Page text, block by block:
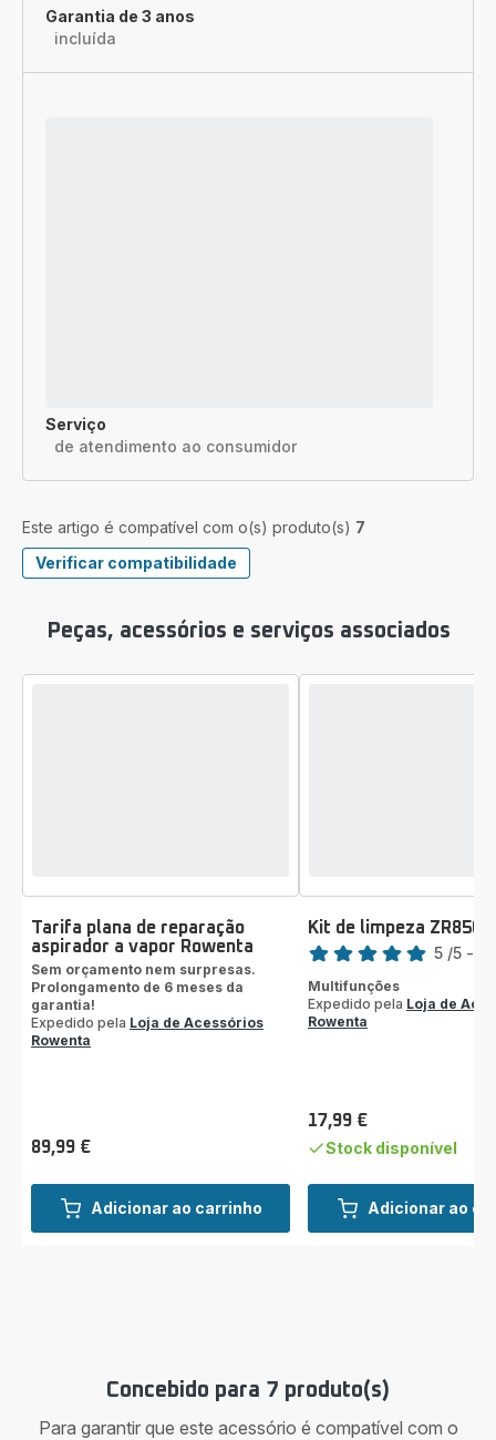
Garantia de 3 anos
incluída
Serviço
de atendimento ao consumidor
Este artigo é compatível com o(s) produto(s) 7
Verificar compatibilidade
Peças, acessórios e serviços associados
Adicionar ao carrinho
Tarifa plana de reparação
aspirador a vapor Rowenta
Sem orçamento nem surpresas.
Prolongamento de 6 meses da
garantia!
Expedido pela Loja de Acessórios
Rowenta
Preço
89,99 €
Adicionar ao
Kit de limpeza
Classificação
de
cinco
5 /5 -
Multifunções
Expedido pela Loja de
Rowenta
Preço
17,99 €
Stock disponível
Concebido para 7 produto(s)
Para garantir que este acessório é compatível com o